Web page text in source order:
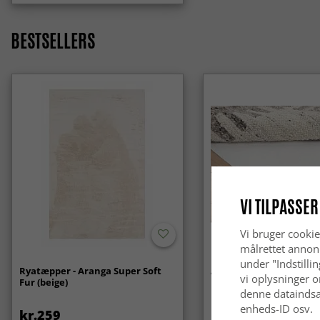
BESTSELLERS
Ryatæpper - Aranga Super Soft
Fur (beige)
kr.259
Anti-slip/Skridsikker
kr.119
VI
Vi bruger
målrettet
under
vi oplysninger
denne
enheds-ID osv.